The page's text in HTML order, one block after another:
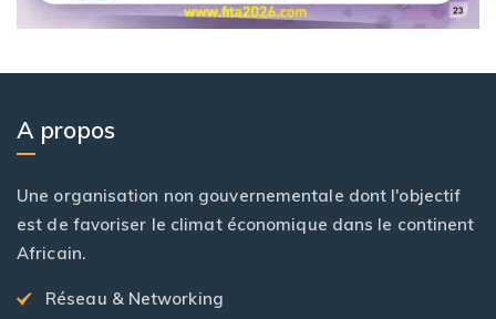
A propos
Une organisation non gouvernementale dont l'objectif
est de favoriser le climat économique dans le continent
Africain.
Réseau & Networking